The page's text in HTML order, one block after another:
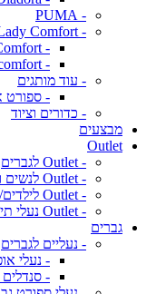
- PUMA
- Lady Comfort
- Lady Comfort לקיץ
- lady comfort לחורף
- עוד מותגים
- ספורט
- כדורים וציוד
מבצעים
Outlet
- Outlet לגברים
- Outlet לנשים ונוער
- Outlet לילדים/ות
- Outlet נעלי תינוקות
גברים
- נעליים לגברים
- נעלי
- סנדלים